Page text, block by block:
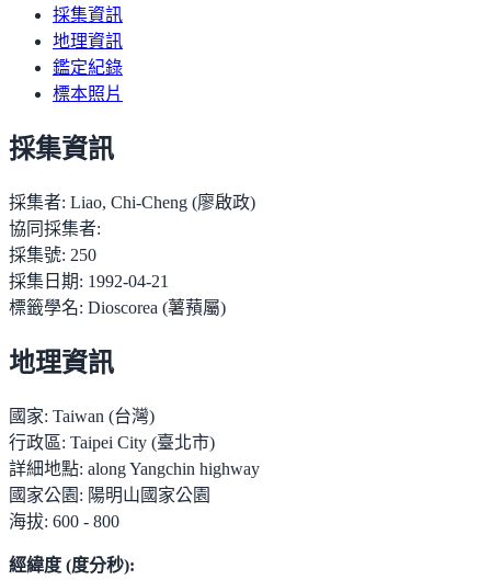
採集資訊
地理資訊
鑑定紀錄
標本照片
採集資訊
採集者: Liao, Chi-Cheng (廖啟政)
協同採集者:
採集號: 250
採集日期: 1992-04-21
標籤學名: Dioscorea (薯蕷屬)
地理資訊
國家: Taiwan (台灣)
行政區: Taipei City (臺北市)
詳細地點: along Yangchin highway
國家公園: 陽明山國家公園
海拔: 600 - 800
經緯度 (度分秒):